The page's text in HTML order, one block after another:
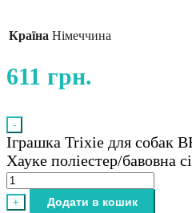
Країна Німеччина
611 грн.
-
Іграшка Trixie для собак
Хауке поліестер/бавовна
+ Додати в кошик